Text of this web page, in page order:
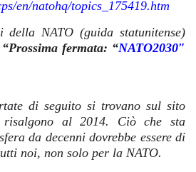
en/natohq/topics_175419.htm
della NATO (guida statunitense)
“Prossima fermata: “NATO2030″
di seguito si trovano sul sito
al 2014. Ciò che sta
da decenni dovrebbe essere di
noi, non solo per la NATO.